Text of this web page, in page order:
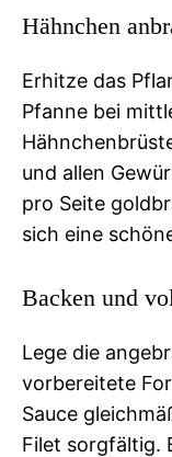
Hähnchen
Erhitze das
Pfanne bei
und allen
pro Seite
sich eine
Backen und
Lege die
vorbereitete
Sauce
Filet sorgfältig.